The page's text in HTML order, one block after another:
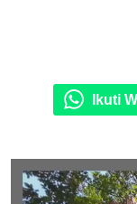
Ikuti